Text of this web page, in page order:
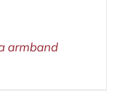
armband